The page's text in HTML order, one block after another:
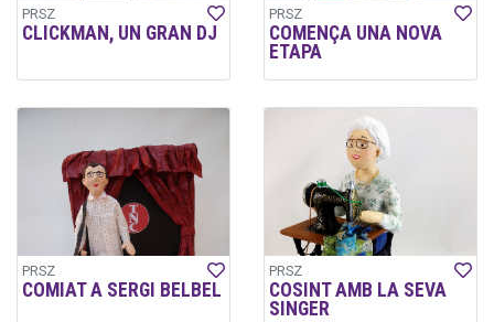
PRSZ
CLICKMAN, UN GRAN DJ
PRSZ
COMENÇA UNA NOVA
ETAPA
PRSZ
COMIAT A SERGI BELBEL
PRSZ
COSINT AMB LA SEVA
SINGER